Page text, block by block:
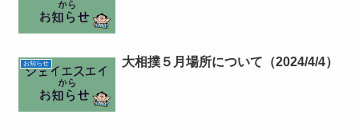
お知らせ 大相撲５月場所について（2024/4/4）